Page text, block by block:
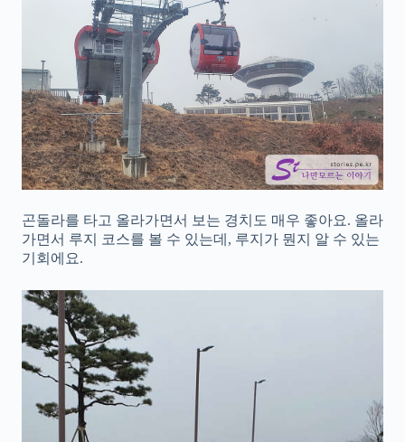
곤돌라를 타고 올라가면서 보는 경치도 매우 좋아요. 올라
가면서 루지 코스를 볼 수 있는데, 루지가 뭔지 알 수 있는
기회에요.